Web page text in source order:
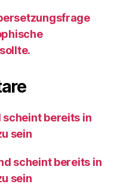
scheint bereits in
sein
scheint bereits in
sein